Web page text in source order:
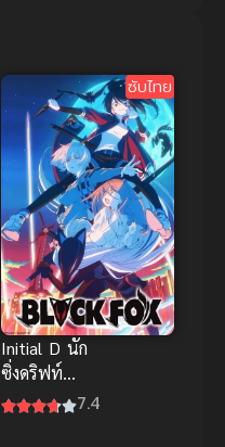
ซับไทย
Initial D นัก
ซิ่งดริฟท์
สายฟ้า Extra
7.4